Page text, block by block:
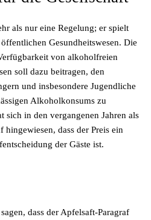
als nur eine Regelung; er spielt
Gesundheitswesen. Die
von alkoholfreien
soll dazu beitragen, den
und insbesondere Jugendliche
Alkoholkonsums zu
sich in den vergangenen Jahren als
dass der Preis ein
der Gäste ist.
dass der Apfelsaft-Paragraf